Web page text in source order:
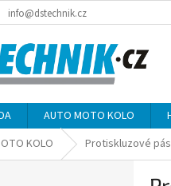
info@dstechnik.cz
AUTO MOTO KOLO
KOLO Protiskluzové